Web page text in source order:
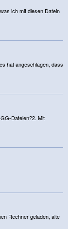
ich mit diesen Datein
hat angeschlagen, dass
Dateien?2. Mit
Rechner geladen, alte